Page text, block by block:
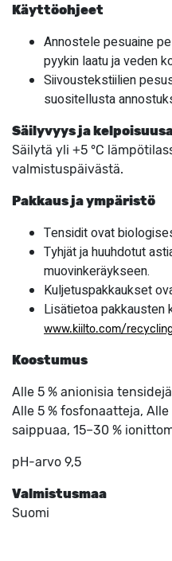
Käyttöohjeet
Annostele pesuaine
pyykin laatu ja veden
Siivoustekstiilien
suositellusta
Säilyvyys ja
Säilytä yli +5 °C
valmistuspäivästä.
Pakkaus ja ympäristö
Tensidit ovat
Tyhjät ja huuhdotut
muovinkeräykseen.
Kuljetuspakkaukset
Lisätietoa pakkausten
www.kiilto.com/
Koostumus
Alle 5 % anionisia
Alle 5 % fosfonaatteja,
saippuaa, 15–30 %
pH-arvo 9,5
Valmistusmaa
Suomi